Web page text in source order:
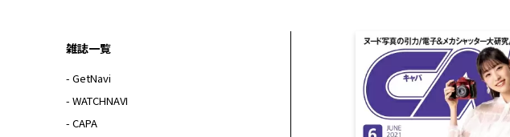
雑誌一覧
- GetNavi
- WATCHNAVI
- CAPA